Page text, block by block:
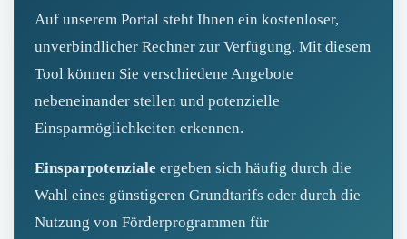
Auf unserem Portal steht Ihnen ein kostenloser,
unverbindlicher Rechner zur Verfügung. Mit diesem
Tool können Sie verschiedene Angebote
nebeneinander stellen und potenzielle
Einsparmöglichkeiten erkennen.
Einsparpotenziale ergeben sich häufig durch die
Wahl eines günstigeren Grundtarifs oder durch die
Nutzung von Förderprogrammen für